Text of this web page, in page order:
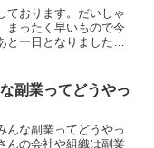
ております。だいしゃ
まったく早いもので今
と一日となりました。
ルス』の影響でしょう
...
な副業ってどうやっ
んな副業ってどうやっ
んの会社や組織は副業